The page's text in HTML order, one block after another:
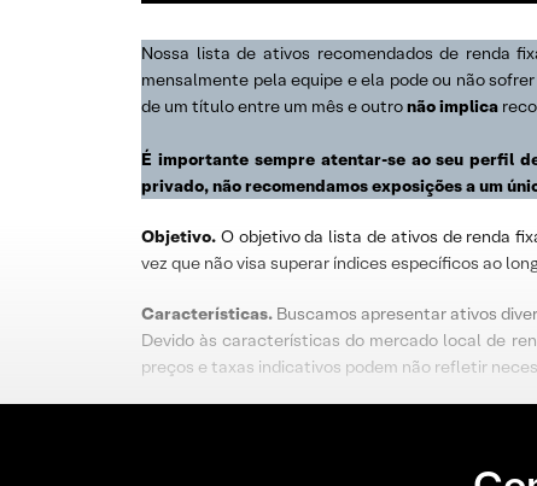
Nossa lista de ativos recomendados de renda
mensalmente pela equipe e ela pode ou não
de um título entre um mês e outronão implica
É importante sempre atentar-se ao seu perfil
privado, não recomendamos exposições a um
Objetivo. O objetivo da lista de ativos de renda
vez que não visa superar índices específicos ao
Características. Buscamos apresentar ativos
Devido às características do mercado local de
preços e taxas indicativos podem não refletir